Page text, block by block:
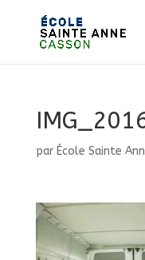
par École Sainte